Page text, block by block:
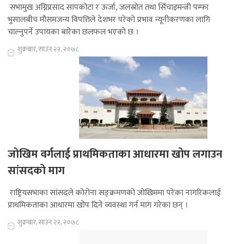
सभामुख अग्निप्रसाद सापकोटा र ऊर्जा, जलस्रोत तथा सिँचाइमन्त्री पम्फा
भुसालबीच मौसमजन्य विपत्तिले देशभर परेको प्रभाव न्यूनीकरणका लागि
चाल्नुपर्ने उपायका बारेका छलफल भएको छ ।
शुक्रबार, साउन २२, २०७८
जोखिम वर्गलाई प्राथमिकताका आधारमा खोप लगाउन
सांसदको माग
राष्ट्रियसभाका सांसदले कोरोना सङ्क्रमणको जोखिममा परेका नागरिकलाई
प्राथमिकताका आधारमा खोप दिने व्यवस्था गर्न माग गरेका छन् ।
शुक्रबार, साउन २२, २०७८